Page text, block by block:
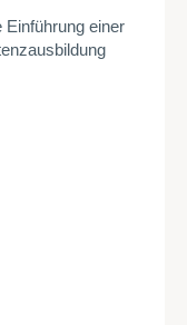
einer